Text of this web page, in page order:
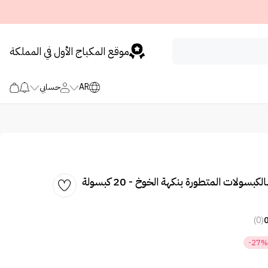
موقع المكياج الأول في المملكة
AR حسابي
ون غسول الفم بالكبسولات المتطورة بنكهة الخوخ - 20 كبسولة
0
(0)
-27%